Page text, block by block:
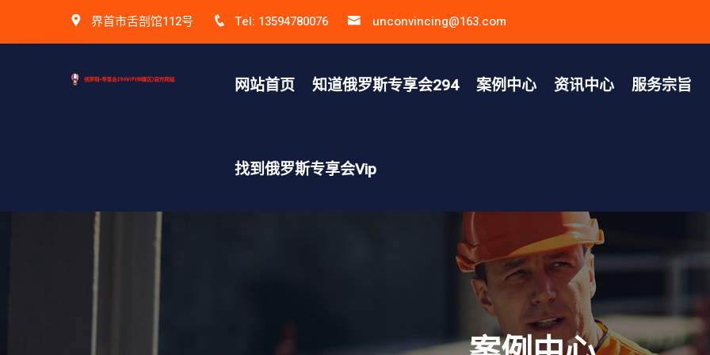
界首市舌剖馆112号 Tel: 13594780076 unconvincing@163.com
网站首页 知道俄罗斯专享会294 案例中心 资讯中心 服务宗旨
找到俄罗斯专享会vip